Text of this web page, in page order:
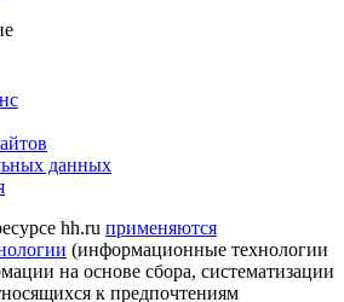
данных
hh.ru применяются
(информационные технологии
на основе сбора, систематизации
к предпочтениям